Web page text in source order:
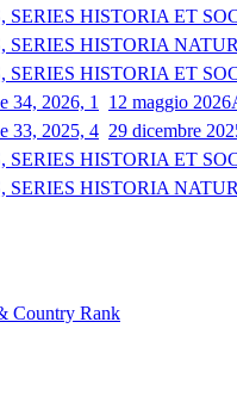
12 maggio 2026
29 dicembre